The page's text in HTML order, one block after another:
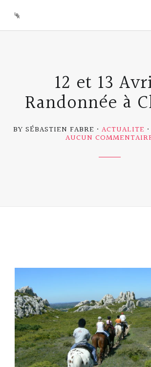
12 et 13
Randonnée à
BY SÉBASTIEN FABRE ACTUALITE
AUCUN